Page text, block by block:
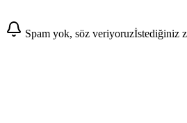
Abone Ol
Spam yok, söz veriyoruzİstediğiniz